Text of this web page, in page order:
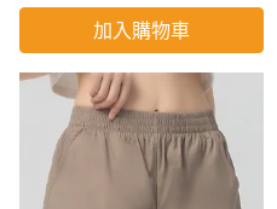
加入購物車